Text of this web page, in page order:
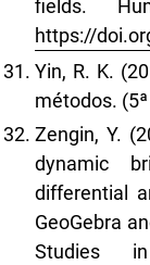
fields.
https://
Yin, R. K.
métodos.
Zengin, Y.
dynamic
differential
GeoGebra
Studies